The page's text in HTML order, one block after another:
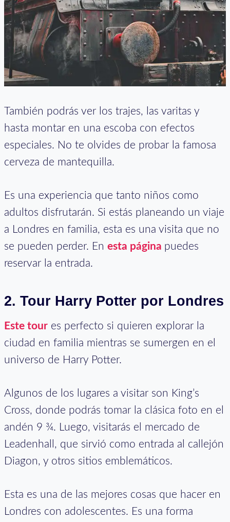
También podrás ver los trajes, las varitas y
hasta montar en una escoba con efectos
especiales. No te olvides de probar la famosa
cerveza de mantequilla.
Es una experiencia que tanto niños como
adultos disfrutarán. Si estás planeando un viaje
a Londres en familia, esta es una visita que no
se pueden perder. En esta página puedes
reservar la entrada.
2. Tour Harry Potter por Londres
Este tour es perfecto si quieren explorar la
ciudad en familia mientras se sumergen en el
universo de Harry Potter.
Algunos de los lugares a visitar son King’s
Cross, donde podrás tomar la clásica foto en el
andén 9 ¾. Luego, visitarás el mercado de
Leadenhall, que sirvió como entrada al callejón
Diagon, y otros sitios emblemáticos.
Esta es una de las mejores cosas que hacer en
Londres con adolescentes. Es una forma